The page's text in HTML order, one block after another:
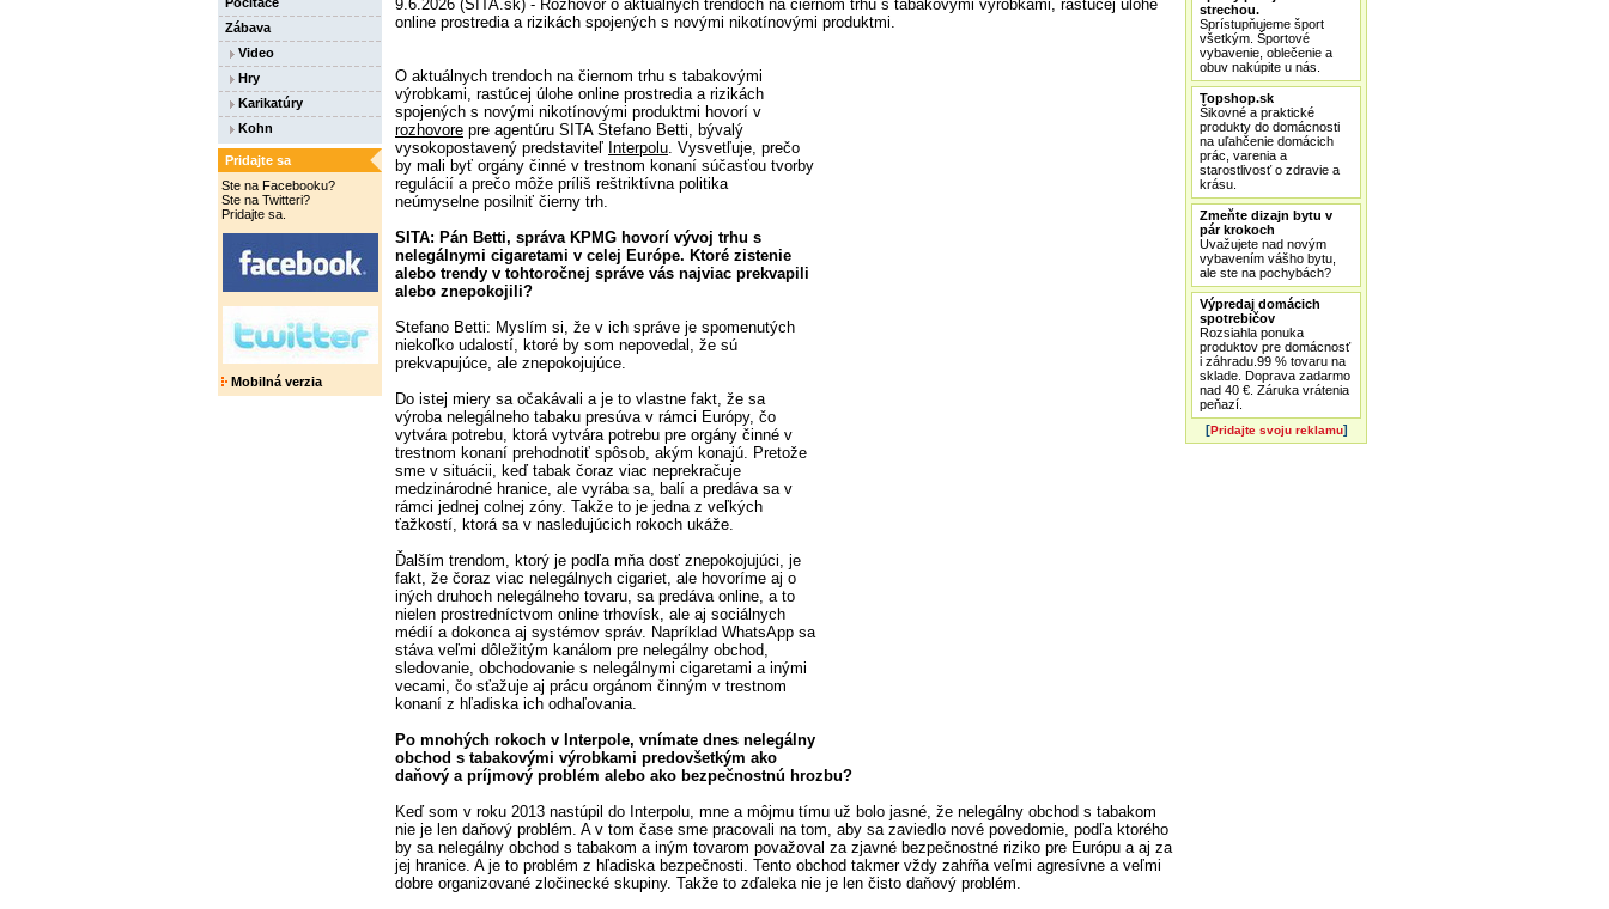
Zábava
Video
Hry
Karikatúry
Kohn
Pridajte sa
Ste na Facebooku?
Ste na Twitteri?
Pridajte sa.
Mobilná verzia
9.6.2026 (SITA.sk) - Rozhovor o aktuálnych trendoch na čiernom trhu s tabakovými výrobkami, rastúcej úlohe
online prostredia a rizikách spojených s novými nikotínovými produktmi.
O aktuálnych trendoch na čiernom trhu s tabakovými
výrobkami, rastúcej úlohe online prostredia a rizikách
spojených s novými nikotínovými produktmi hovorí v
rozhovore pre agentúru SITA Stefano Betti, bývalý
vysokopostavený predstaviteľ Interpolu. Vysvetľuje, prečo
by mali byť orgány činné v trestnom konaní súčasťou tvorby
regulácií a prečo môže príliš reštriktívna politika
neúmyselne posilniť čierny trh.
SITA: Pán Betti, správa KPMG hovorí vývoj trhu s
nelegálnymi cigaretami v celej Európe. Ktoré zistenie
alebo trendy v tohtoročnej správe vás najviac prekvapili
alebo znepokojili?
Stefano Betti: Myslím si, že v ich správe je spomenutých
niekoľko udalostí, ktoré by som nepovedal, že sú
prekvapujúce, ale znepokojujúce.
Do istej miery sa očakávali a je to vlastne fakt, že sa
výroba nelegálneho tabaku presúva v rámci Európy, čo
vytvára potrebu, ktorá vytvára potrebu pre orgány činné v
trestnom konaní prehodnotiť spôsob, akým konajú. Pretože
sme v situácii, keď tabak čoraz viac neprekračuje
medzinárodné hranice, ale vyrába sa, balí a predáva sa v
rámci jednej colnej zóny. Takže to je jedna z veľkých
ťažkostí, ktorá sa v nasledujúcich rokoch ukáže.
Ďalším trendom, ktorý je podľa mňa dosť znepokojujúci, je
fakt, že čoraz viac nelegálnych cigariet, ale hovoríme aj o
iných druhoch nelegálneho tovaru, sa predáva online, a to
nielen prostredníctvom online trhovísk, ale aj sociálnych
médií a dokonca aj systémov správ. Napríklad WhatsApp sa
stáva veľmi dôležitým kanálom pre nelegálny obchod,
sledovanie, obchodovanie s nelegálnymi cigaretami a inými
vecami, čo sťažuje aj prácu orgánom činným v trestnom
konaní z hľadiska ich odhaľovania.
Po mnohých rokoch v Interpole, vnímate dnes nelegálny
obchod s tabakovými výrobkami predovšetkým ako
daňový a príjmový problém alebo ako bezpečnostnú hrozbu?
Keď som v roku 2013 nastúpil do Interpolu, mne a môjmu tímu už bolo jasné, že nelegálny obchod s tabakom
nie je len daňový problém. A v tom čase sme pracovali na tom, aby sa zaviedlo nové povedomie, podľa ktorého
by sa nelegálny obchod s tabakom a iným tovarom považoval za zjavné bezpečnostné riziko pre Európu a aj za
jej hranice. A je to problém z hľadiska bezpečnosti. Tento obchod takmer vždy zahŕňa veľmi agresívne a veľmi
dobre organizované zločinecké skupiny. Takže to zďaleka nie je len čisto daňový problém.
strechou.
Sprístupňujeme šport
všetkým. Športové
vybavenie, oblečenie a
obuv nakúpite u nás.
Topshop.sk
Šikovné a praktické
produkty do domácnosti
na uľahčenie domácich
prác, varenia a
starostlivosť o zdravie a
krásu.
Zmeňte dizajn bytu v
pár krokoch
Uvažujete nad novým
vybavením vášho bytu,
ale ste na pochybách?
Výpredaj domácich
spotrebičov
Rozsiahla ponuka
produktov pre domácnosť
i záhradu.99 % tovaru na
sklade. Doprava zadarmo
nad 40 €. Záruka vrátenia
peňazí.
[Pridajte svoju reklamu]